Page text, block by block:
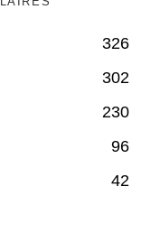
326
302
230
96
42